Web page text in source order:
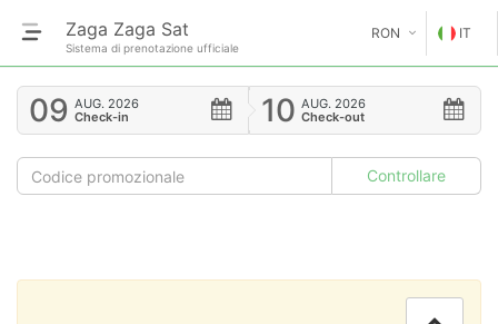
Zaga Zaga Sat
Sistema di prenotazione ufficiale
RON
€
$
£
IT
EN
GE
09 AUG. 2026
Check-in
10 AUG. 2026
Check-out